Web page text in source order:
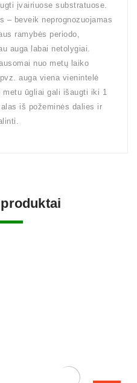
įvairiuose substratuose.
– beveik neprognozuojamas
ramybės periodo,
auga labai netolygiai.
nuo metų laiko
auga viena vienintelė
ūgliai gali išaugti iki 1
iš požeminės dalies ir